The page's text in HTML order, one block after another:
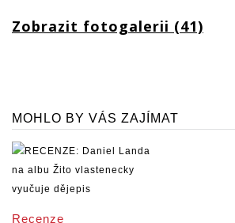
Zobrazit fotogalerii (41)
MOHLO BY VÁS ZAJÍMAT
Recenze